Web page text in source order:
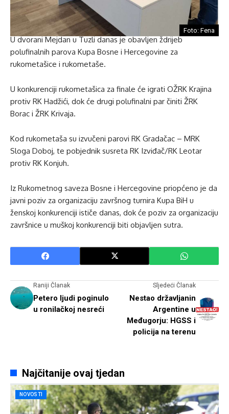
Foto: Fena
U dvorani Mejdan u Tuzli danas je obavljen ždrijeb
polufinalnih parova Kupa Bosne i Hercegovine za
rukometašice i rukometaše.
U konkurenciji rukometašica za finale će igrati OŽRK Krajina
protiv RK Hadžići, dok će drugi polufinalni par činiti ŽRK
Borac i ŽRK Krivaja.
Kod rukometaša su izvučeni parovi RK Gradačac – MRK
Sloga Doboj, te pobjednik susreta RK Izviđač/RK Leotar
protiv RK Konjuh.
Iz Rukometnog saveza Bosne i Hercegovine priopćeno je da
javni poziv za organizaciju završnog turnira Kupa BiH u
ženskoj konkurenciji ističe danas, dok će poziv za organizaciju
završnice u muškoj konkurenciji biti objavljen sutra.
Raniji Članak
Petero ljudi poginulo
u ronilačkoj nesreći
Sljedeći Članak
Nestao državljanin
Argentine u
Međugorju: HGSS i
policija na terenu
Najčitanije ovaj tjedan
NOVOSTI